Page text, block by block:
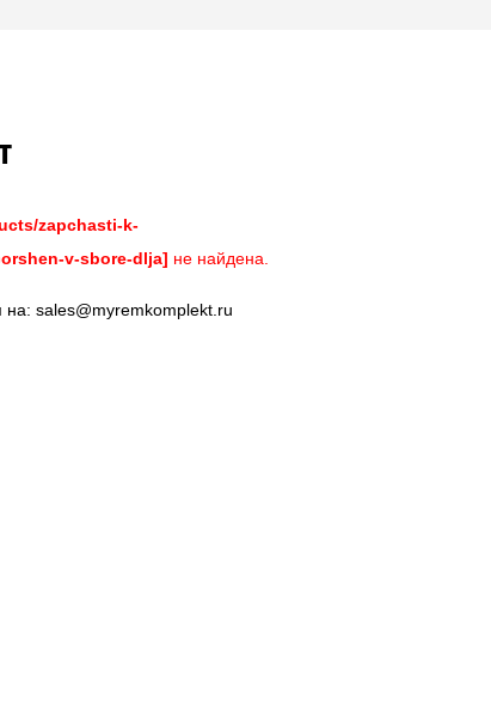
zapchasti-k-
v-sbore-dlja] не найдена.
на: sales@myremkomplekt.ru